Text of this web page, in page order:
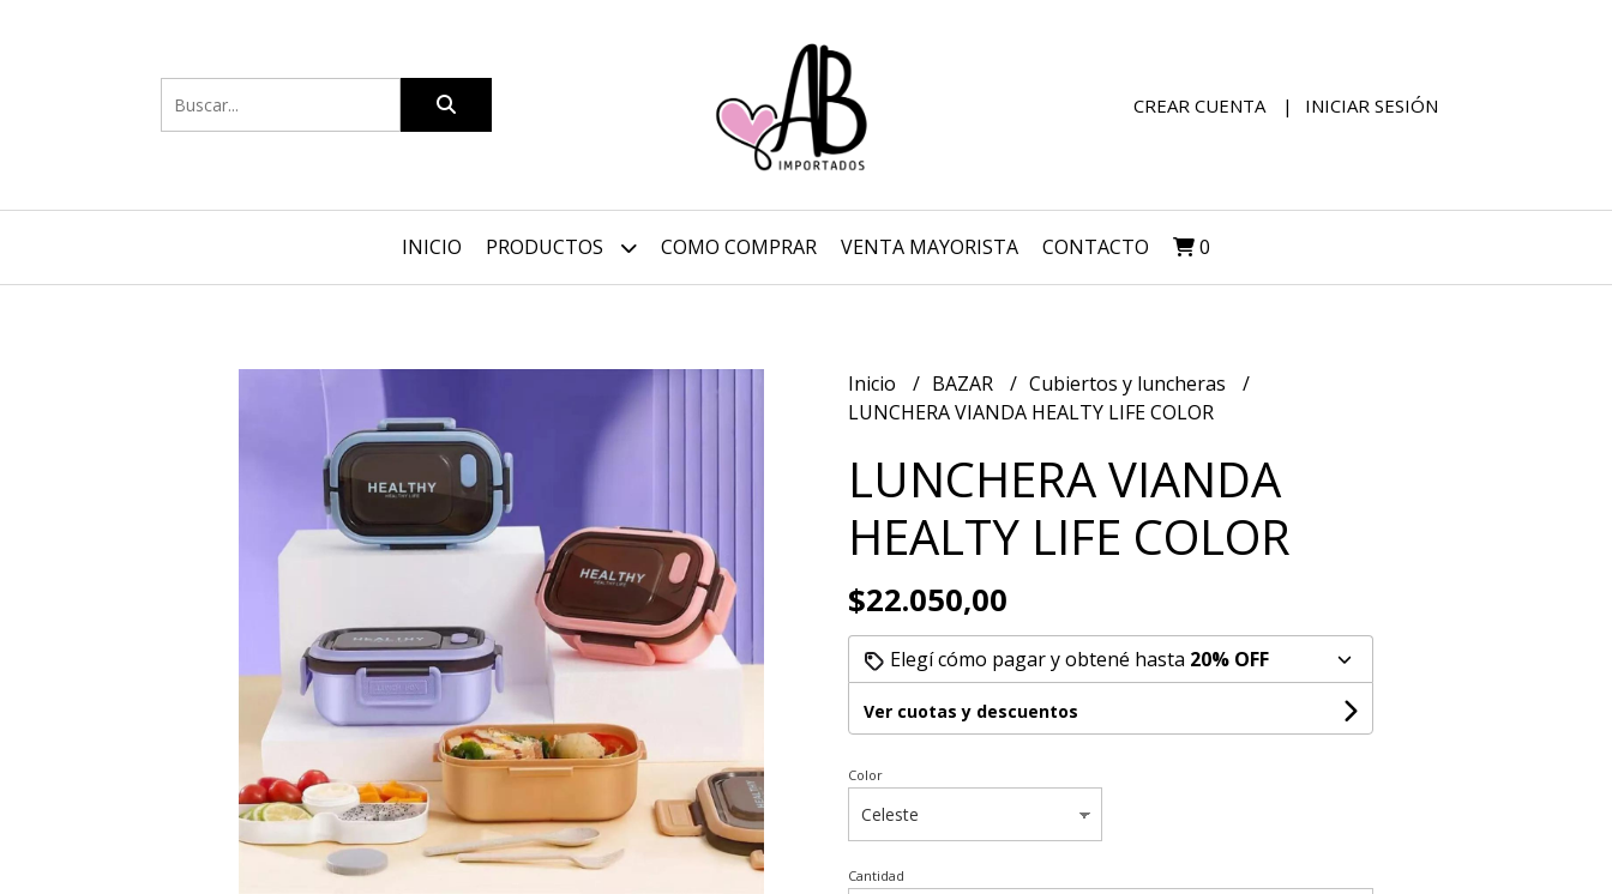
CREAR CUENTA INICIAR SESIÓN
INICIO PRODUCTOS COMO COMPRAR VENTA MAYORISTA CONTACTO 0
Inicio BAZAR
Cubiertos y luncheras
LUNCHERA VIANDA HEALTY LIFE COLOR
LUNCHERA VIANDA
HEALTY LIFE COLOR
$22.050,00
Elegí cómo pagar y obtené hasta 20% OFF
Ver cuotas y descuentos
Color
Cantidad